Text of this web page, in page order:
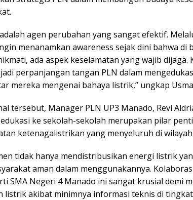
agen perubahan yang sangat efektif.
menanamkan awareness sejak dini bahwa di
ada aspek keselamatan yang wajib dijaga.
perpanjangan tangan PLN dalam
mereka mengenai bahaya listrik,” ungkap
tersebut, Manager PLN UP3 Manado, Revi
ke sekolah-sekolah merupakan pilar
ketenagalistrikan yang menyeluruh di
tidak hanya mendistribusikan energi listrik
aman dalam menggunakannya.
SMA Negeri 4 Manado ini sangat krusial demi
listrik akibat minimnya informasi teknis di